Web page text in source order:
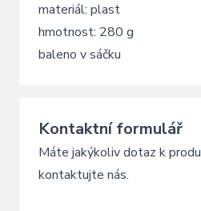
materiál: plast
hmotnost: 280 g
baleno v sáčku
Kontaktní formulář
Máte jakýkoliv dotaz k
kontaktujte nás.